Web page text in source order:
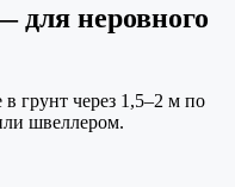
неровного
грунт через 1,5–2 м по
швеллером.